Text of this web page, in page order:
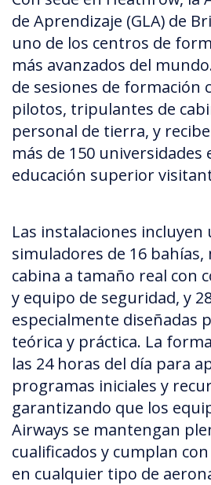
de Aprendizaje (GLA) de
uno de los centros de
más avanzados del
de sesiones de formación
pilotos, tripulantes de
personal de tierra, y
más de 150
educación superior
Las instalaciones incluyen
simuladores de 16 bahías,
cabina a tamaño real con
y equipo de seguridad, y
especialmente diseñadas
teórica y práctica. La
las 24 horas del día para
programas iniciales y
garantizando que los
Airways se mantengan
cualificados y cumplan
en cualquier tipo de